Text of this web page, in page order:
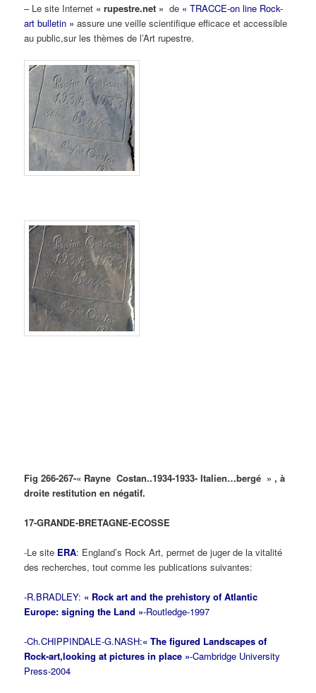
– Le site Internet « rupestre.net »de « TRACCE-on line Rock-
art bulletin » assure une veille scientifique efficace et accessible
au public,sur les thèmes de l’Art rupestre.
Fig 266-267-« Rayne Costan..1934-1933- Italien…bergé » , à
droite restitution en négatif.
17-GRANDE-BRETAGNE-ECOSSE
-Le site ERA: England’s Rock Art, permet de juger de la vitalité
des recherches, tout comme les publications suivantes:
-R.BRADLEY: « Rock art and the prehistory of Atlantic
Europe: signing the Land »-Routledge-1997
-Ch.CHIPPINDALE-G.NASH:« The figured Landscapes of
Rock-art,looking at pictures in place »-Cambridge University
Press-2004